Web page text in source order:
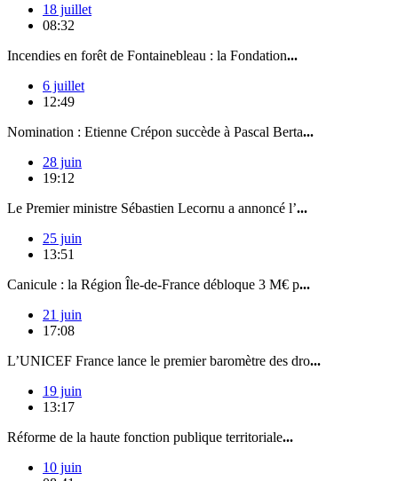
18 juillet
08:32
Incendies en forêt de Fontainebleau : la Fondation...
6 juillet
12:49
Nomination : Etienne Crépon succède à Pascal Berta...
28 juin
19:12
Le Premier ministre Sébastien Lecornu a annoncé l’...
25 juin
13:51
Canicule : la Région Île-de-France débloque 3 M€ p...
21 juin
17:08
L’UNICEF France lance le premier baromètre des dro...
19 juin
13:17
Réforme de la haute fonction publique territoriale...
10 juin